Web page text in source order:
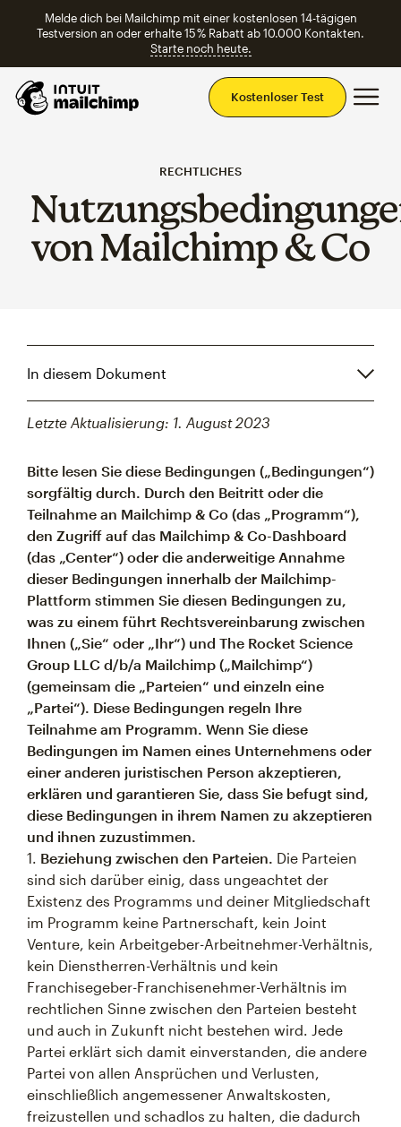
Melde dich bei Mailchimp mit einer kostenlosen 14-tägigen
Testversion an oder erhalte 15 % Rabatt ab 10.000 Kontakten.
Starte noch heute.
Kostenloser Test
RECHTLICHES
von Mailchimp & Co
In diesem Dokument
Letzte Aktualisierung: 1. August 2023
Bitte lesen Sie diese Bedingungen („Bedingungen“)
sorgfältig durch. Durch den Beitritt oder die
Teilnahme an Mailchimp & Co (das „Programm“),
den Zugriff auf das Mailchimp & Co-Dashboard
(das „Center“) oder die anderweitige Annahme
dieser Bedingungen innerhalb der Mailchimp-
Plattform stimmen Sie diesen Bedingungen zu,
was zu einem führt Rechtsvereinbarung zwischen
Ihnen („Sie“ oder „Ihr“) und The Rocket Science
Group LLC d/b/a Mailchimp („Mailchimp“)
(gemeinsam die „Parteien“ und einzeln eine
„Partei“). Diese Bedingungen regeln Ihre
Teilnahme am Programm. Wenn Sie diese
Bedingungen im Namen eines Unternehmens oder
einer anderen juristischen Person akzeptieren,
erklären und garantieren Sie, dass Sie befugt sind,
diese Bedingungen in ihrem Namen zu akzeptieren
und ihnen zuzustimmen.
1. Beziehung zwischen den Parteien. Die Parteien
sind sich darüber einig, dass ungeachtet der
Existenz des Programms und deiner Mitgliedschaft
im Programm keine Partnerschaft, kein Joint
Venture, kein Arbeitgeber-Arbeitnehmer-Verhältnis,
kein Dienstherren-Verhältnis und kein
Franchisegeber-Franchisenehmer-Verhältnis im
rechtlichen Sinne zwischen den Parteien besteht
und auch in Zukunft nicht bestehen wird. Jede
Partei erklärt sich damit einverstanden, die andere
Partei von allen Ansprüchen und Verlusten,
einschließlich angemessener Anwaltskosten,
freizustellen und schadlos zu halten, die dadurch